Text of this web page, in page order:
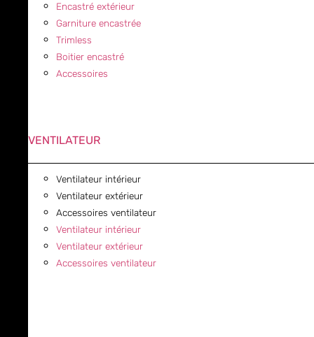
Encastré extérieur
Garniture encastrée
Trimless
Boitier encastré
Accessoires
VENTILATEUR
Ventilateur intérieur
Ventilateur extérieur
Accessoires ventilateur
Ventilateur intérieur
Ventilateur extérieur
Accessoires ventilateur